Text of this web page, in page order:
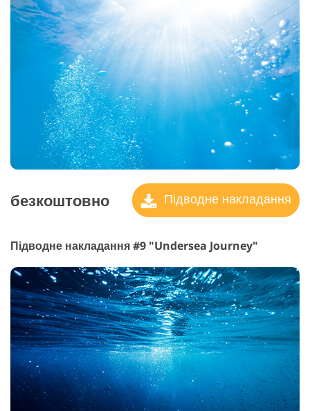
безкоштовно Підводне накладання
Підводне накладання #9 "Undersea Journey"